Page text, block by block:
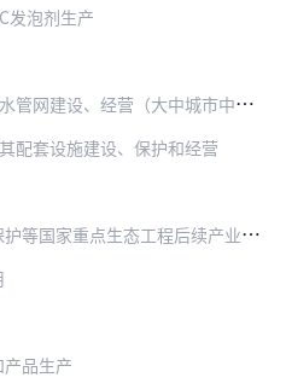
发泡剂生产
建设、经营（大中城市中方控股）
配套设施建设、保护和经营
国家重点生态工程后续产业开发
品生产